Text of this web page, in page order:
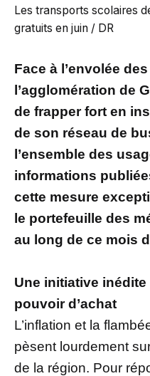
Les transports scolaires
gratuits en juin / DR
Face à l’envolée
l’agglomération de
de frapper fort en
de son réseau de
l’ensemble des
informations
cette mesure
le portefeuille des
au long de ce mois
Une initiative
pouvoir d’achat
L’inflation et la
pèsent lourdement
de la région. Pour